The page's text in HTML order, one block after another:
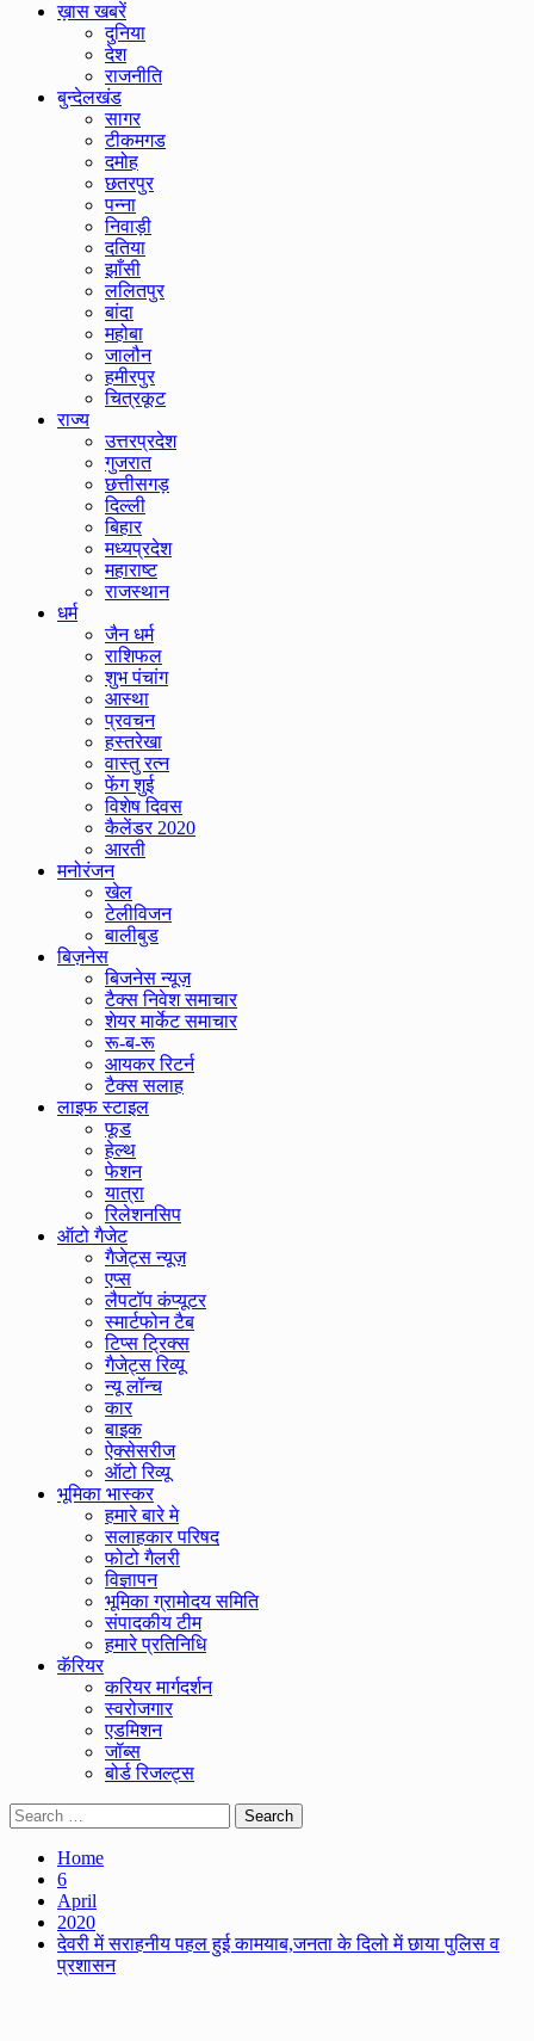
ख़ास खबरें
दुनिया
देश
राजनीति
बुन्देलखंड
सागर
टीकमगड
दमोह
छतरपुर
पन्ना
निवाड़ी
दतिया
झाँसी
ललितपुर
बांदा
महोबा
जालौन
हमीरपुर
चित्रकूट
राज्य
उत्तरप्रदेश
गुजरात
छत्तीसगड़
दिल्ली
बिहार
मध्यप्रदेश
महाराष्ट
राजस्थान
धर्म
जैन धर्म
राशिफल
शुभ पंचांग
आस्था
प्रवचन
हस्तरेखा
वास्तु रत्न
फेंग शुई
विशेष दिवस
कैलेंडर 2020
आरती
मनोरंजन
खेल
टेलीविजन
बालीबुड
बिज़नेस
बिजनेस न्यूज़
टैक्स निवेश समाचार
शेयर मार्केट समाचार
रू-ब-रू
आयकर रिटर्न
टैक्स सलाह
लाइफ स्टाइल
फूड
हेल्थ
फेशन
यात्रा
रिलेशनसिप
ऑटो गैजेट
गैजेट्स न्यूज़
एप्स
लैपटॉप कंप्यूटर
स्मार्टफोन टैब
टिप्स ट्रिक्स
गैजेट्स रिव्यू
न्यू लॉन्च
कार
बाइक
ऐक्सेसरीज
ऑटो रिव्यू
भूमिका भास्कर
हमारे बारे मे
सलाहकार परिषद
फोटो गैलरी
विज्ञापन
भूमिका ग्रामोदय समिति
संपादकीय टीम
हमारे प्रतिनिधि
कॅरियर
करियर मार्गदर्शन
स्वरोजगार
एडमिशन
जॉब्स
बोर्ड रिजल्ट्स
Search
for:
Home
6
April
2020
देवरी में सराहनीय पहल हुई कामयाब,जनता के दिलो में छाया पुलिस व
प्रशासन